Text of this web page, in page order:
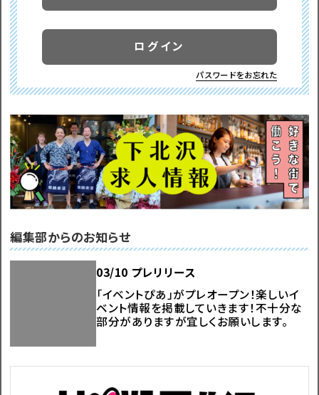
ログイン
パスワードをお忘れた
編集部からのお知らせ
03/10 プレリリース
「イベントぴあ」がプレオープン！楽しいイ
ベント情報を掲載していきます！不十分な
部分がありますが宜しくお願いします。